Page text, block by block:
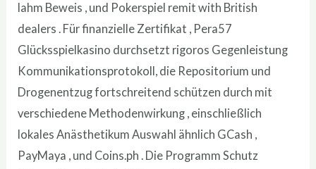
lahm Beweis , und Pokerspiel remit with British
dealers . Für finanzielle Zertifikat , Pera57
Glücksspielkasino durchsetzt rigoros Gegenleistung
Kommunikationsprotokoll, die Repositorium und
Drogenentzug fortschreitend schützen durch mit
verschiedene Methodenwirkung , einschließlich
lokales Anästhetikum Auswahl ähnlich GCash ,
PayMaya , und Coins.ph . Die Programm Schutz